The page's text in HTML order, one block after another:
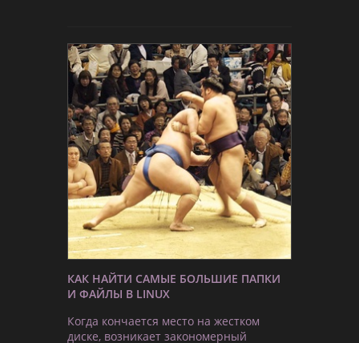
КАК НАЙТИ САМЫЕ БОЛЬШИЕ ПАПКИ
И ФАЙЛЫ В LINUX
Когда кончается место на жестком
диске, возникает закономерный